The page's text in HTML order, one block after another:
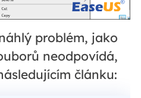
problém, jako
neodpovídá,
článku: